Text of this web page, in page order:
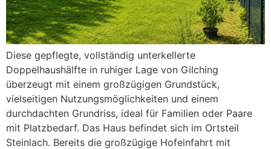
Diese gepflegte, vollständig unterkellerte
Doppelhaushälfte in ruhiger Lage von Gilching
überzeugt mit einem großzügigen Grundstück,
vielseitigen Nutzungsmöglichkeiten und einem
durchdachten Grundriss, ideal für Familien oder Paare
mit Platzbedarf. Das Haus befindet sich im Ortsteil
Steinlach. Bereits die großzügige Hofeinfahrt mit